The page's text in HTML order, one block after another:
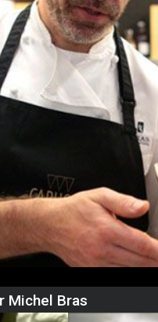
Michel Bras